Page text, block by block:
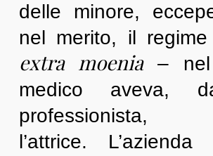
delle minore,
nel merito, il
extra moenia– nel
medico aveva,
professionista,
l’attrice. L’azienda